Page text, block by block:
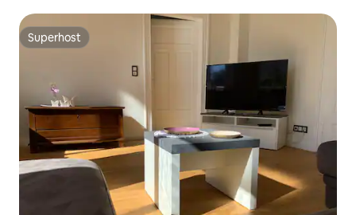
Superhost
Superhost